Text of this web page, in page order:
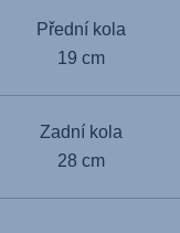
Přední kola
19 cm
Zadní kola
28 cm